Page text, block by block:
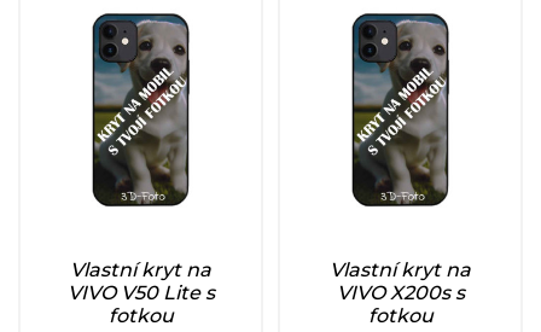
Vlastní kryt na
VIVO V50 Lite s
fotkou
Vlastní kryt na
VIVO X200s s
fotkou